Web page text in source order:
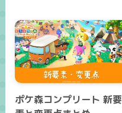
ポケ森コンプリート 新要